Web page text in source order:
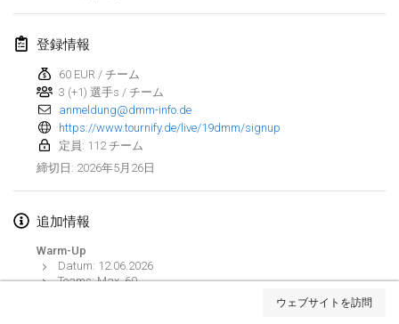
リストを表示
登録情報
60 EUR / チーム
3 (+1) 選手s / チーム
anmeldung@dmm-info.de
https://www.tournify.de/live/19dmm/signup
定員: 112 チーム
締切日 : 2026年5月26日
追加情報
Warm-Up
Datum: 12.06.2026
Teams: Max. 60
ウェブサイトを訪問
Indoor Polish Open 2026 - Doubles
2026年2月7日
Lazala Indoor Cup ZMGZEG
2026年2月7日 ハンガリー
Indoor Polish Open 2026 - Singles
2026年2月8日|ポーランド
2026年2月14日
GB Master